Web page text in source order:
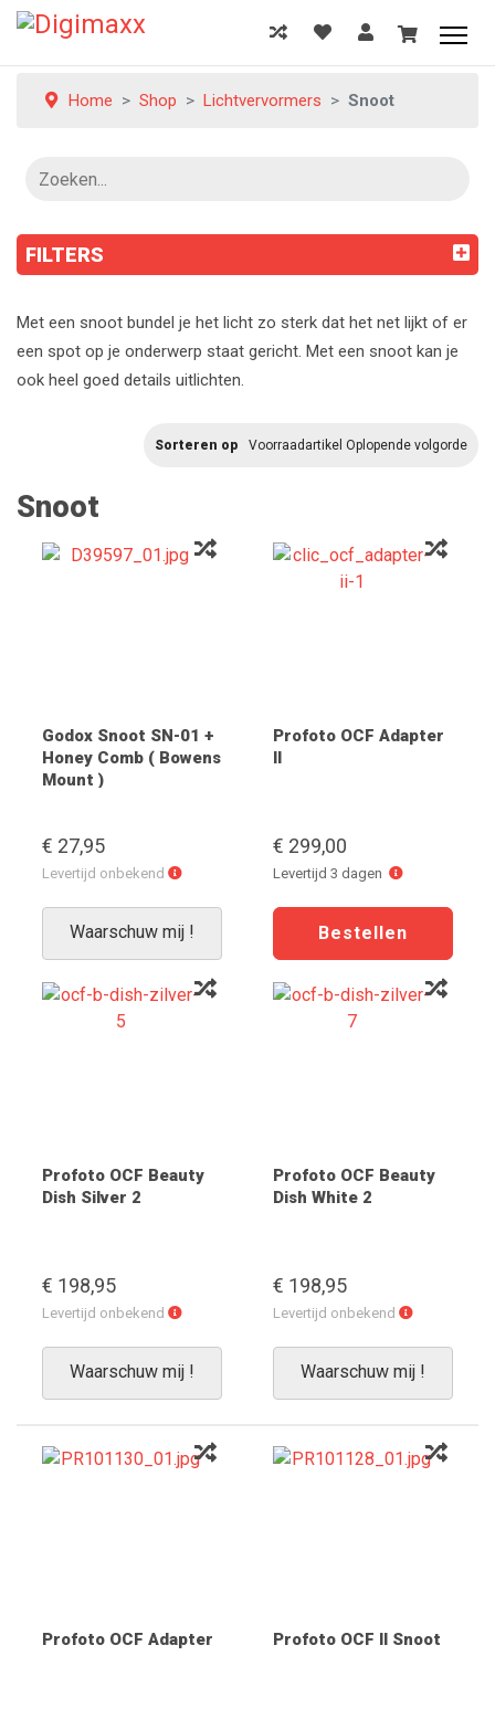
Home Shop Lichtvervormers Snoot
FILTERS
Met een snoot bundel je het licht zo sterk dat het net lijkt of er
een spot op je onderwerp staat gericht. Met een snoot kan je
ook heel goed details uitlichten.
Sorteren op Voorraadartikel Oplopende volgorde
Snoot
Godox Snoot SN-01 +
Honey Comb ( Bowens
Mount )
€ 27,95
Levertijd onbekend
Levertijd
Waarschuw mij !
Profoto OCF Adapter
II
€ 299,00
Levertijd 3 dagen
Levertijd
Profoto OCF Beauty
Dish Silver 2
€ 198,95
Levertijd onbekend
Levertijd
Waarschuw mij !
Profoto OCF Beauty
Dish White 2
€ 198,95
Levertijd onbekend
Levertijd
Waarschuw mij !
Profoto OCF Adapter Profoto OCF II Snoot